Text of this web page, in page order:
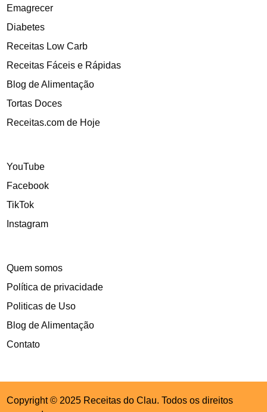
Emagrecer
Diabetes
Receitas Low Carb
Receitas Fáceis e Rápidas
Blog de Alimentação
Tortas Doces
Receitas.com de Hoje
YouTube
Facebook
TikTok
Instagram
Quem somos
Política de privacidade
Politicas de Uso
Blog de Alimentação
Contato
Copyright © 2025 Receitas do Clau. Todos os direitos